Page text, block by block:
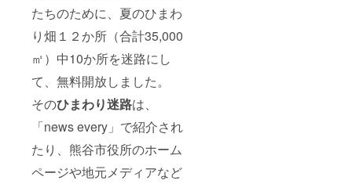
たちのために、夏のひまわ
り畑１２か所（合計35,000
㎡）中10か所を迷路にし
て、無料開放しました。
そのひまわり迷路は、
「news every」で紹介され
たり、熊谷市役所のホーム
ページや地元メディアなど